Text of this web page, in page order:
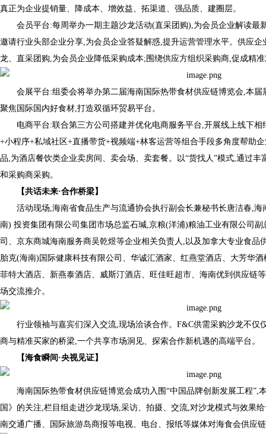
真正为企业提销量、降成本、增效益、拓渠道、强品质、建圈层。
会员平台:每周举办一期主题沙龙活动(直采团购),为会员企业解读最
邀请行业头部企业分享,为会员企业答疑解惑,提升运营管理水平。供应
龙、直采团购,为会员企业降低采购成本;围绕供应方组织采购商,促成精
会展平台:组委会将举办第二届海南国际热带食材供应链博览会,本届
聚焦国际国内好食材,打造双循环贸易平台。
电商平台:联合第三方公司搭建并优化电商服务平台,开展线上线下
+小程序+私域社区+直播带货+视频端+林客运营等组合手段多角度帮助
品,为酒店餐饮类企业卖房间、卖会场、卖套餐。以“货找人”模式,通过
和采购商采购。
【共话未来·合作桥梁】
活动现场,海南省食品生产与流通协会执行副会长兼秘书长唐洁春,
南) 投资集团有限公司集团市场总监石瑊,京粮(洋浦)粮油工业有限公司
司、京东商城海南服务商吴乾煜等企业相关负责人,以及加拿大专业食
胎克(海南)国际健康科技有限公司、华诚汇酒家、红燕堂酒店、大芳华
菲特大酒店、新燕泰酒店、威斯汀酒店、旺佳旺超市、海南优到供应链
场交流推介。
行业领袖与嘉宾们深入交流,现场洽谈合作。F&C供需采购沙龙不仅
商与精准买家的桥梁,一个共享市场洞见、探索合作新机遇的高端平台。
【海食瞬间 ·央视见证】
海南国际热带食材供应链博览会成功入围“中国品牌创新发展工程”,
国》的关注,栏目组走进沙龙现场,采访、拍摄、交流,对沙龙模式与效果
南交通广播、国际旅游岛商报等电视、电台、报纸等媒体对海食会供应